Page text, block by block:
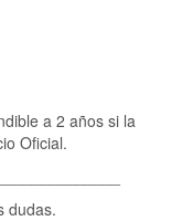
a 2 años si la
Oficial.
dudas.